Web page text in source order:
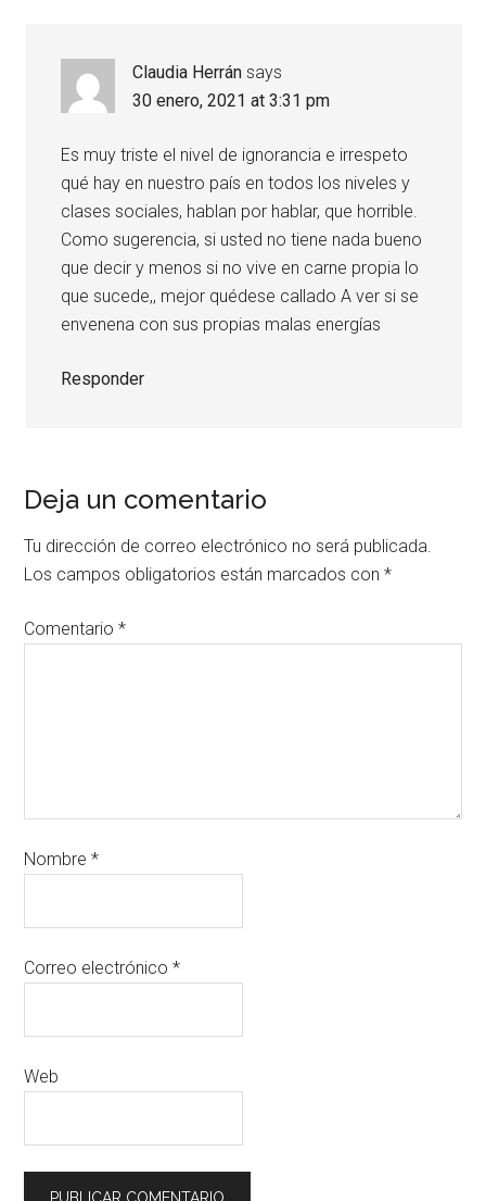
Claudia Herrán says
30 enero, 2021 at 3:31 pm
Es muy triste el nivel de ignorancia e irrespeto
qué hay en nuestro país en todos los niveles y
clases sociales, hablan por hablar, que horrible.
Como sugerencia, si usted no tiene nada bueno
que decir y menos si no vive en carne propia lo
que sucede,, mejor quédese callado A ver si se
envenena con sus propias malas energías
Responder
Deja un comentario
Tu dirección de correo electrónico no será publicada.
Los campos obligatorios están marcados con*
Comentario*
Nombre*
Correo electrónico*
Web